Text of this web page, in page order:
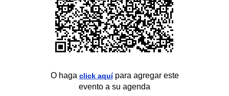
O haga click aquípara agregar este
evento a su agenda